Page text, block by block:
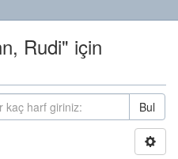
Rudi" için
Bul